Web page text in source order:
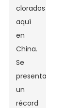
clorados
aquí
en
China.
Se
presentaron
un
récord